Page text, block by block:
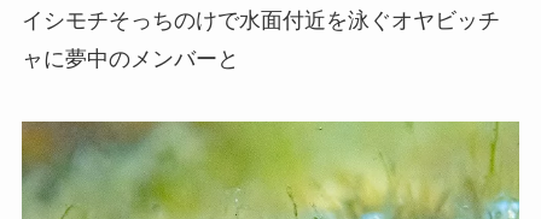
イシモチそっちのけで水面付近を泳ぐオヤビッチ
ャに夢中のメンバーと